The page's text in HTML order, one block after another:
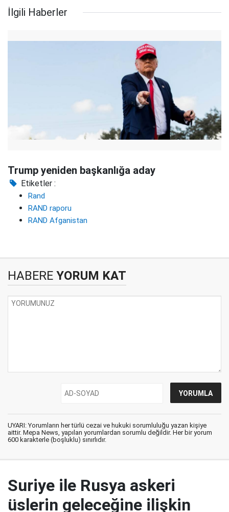
İlgili Haberler
Trump yeniden başkanlığa aday
Etiketler :
Rand
RAND raporu
RAND Afganistan
HABERE YORUM KAT
UYARI: Yorumların her türlü cezai ve hukuki sorumluluğu yazan kişiye
aittir. Mepa News, yapılan yorumlardan sorumlu değildir. Her bir yorum
600 karakterle (boşluklu) sınırlıdır.
Suriye ile Rusya askeri
üslerin geleceğine ilişkin